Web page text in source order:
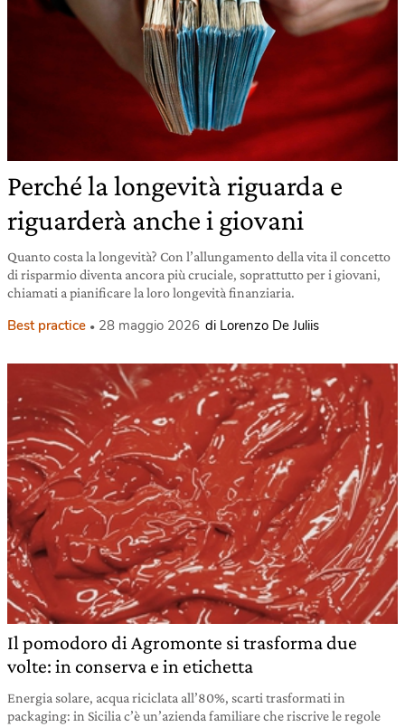
Perché la longevità riguarda e
riguarderà anche i giovani
Quanto costa la longevità? Con l’allungamento della vita il concetto
di risparmio diventa ancora più cruciale, soprattutto per i giovani,
chiamati a pianificare la loro longevità finanziaria.
Best practice 28 maggio 2026 di Lorenzo De Juliis
Il pomodoro di Agromonte si trasforma due
volte: in conserva e in etichetta
Energia solare, acqua riciclata all’80%, scarti trasformati in
packaging: in Sicilia c’è un’azienda familiare che riscrive le regole